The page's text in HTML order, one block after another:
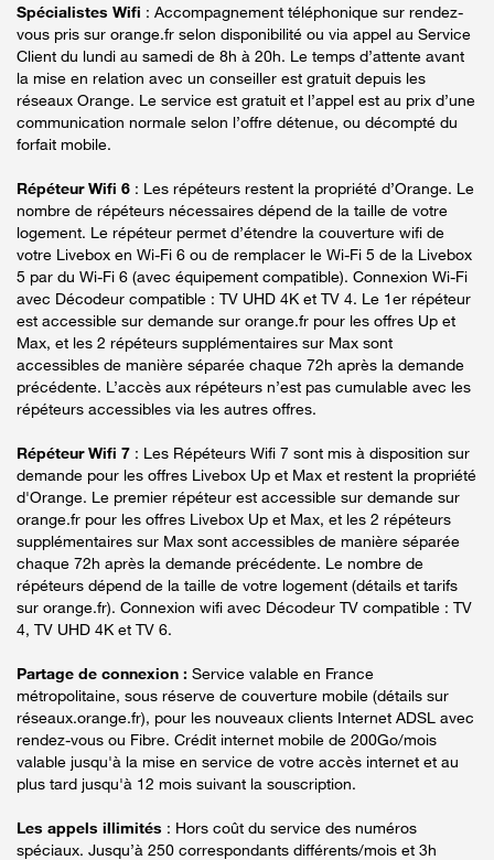
Spécialistes Wifi : Accompagnement téléphonique sur rendez-
vous pris sur orange.fr selon disponibilité ou via appel au Service
Client du lundi au samedi de 8h à 20h. Le temps d’attente avant
la mise en relation avec un conseiller est gratuit depuis les
réseaux Orange. Le service est gratuit et l’appel est au prix d’une
communication normale selon l’offre détenue, ou décompté du
forfait mobile.
Répéteur Wifi 6 : Les répéteurs restent la propriété d’Orange. Le
nombre de répéteurs nécessaires dépend de la taille de votre
logement. Le répéteur permet d’étendre la couverture wifi de
votre Livebox en Wi-Fi 6 ou de remplacer le Wi-Fi 5 de la Livebox
5 par du Wi-Fi 6 (avec équipement compatible). Connexion Wi-Fi
avec Décodeur compatible : TV UHD 4K et TV 4. Le 1er répéteur
est accessible sur demande sur orange.fr pour les offres Up et
Max, et les 2 répéteurs supplémentaires sur Max sont
accessibles de manière séparée chaque 72h après la demande
précédente. L’accès aux répéteurs n’est pas cumulable avec les
répéteurs accessibles via les autres offres.
Répéteur Wifi 7 : Les Répéteurs Wifi 7 sont mis à disposition sur
demande pour les offres Livebox Up et Max et restent la propriété
d'Orange. Le premier répéteur est accessible sur demande sur
orange.fr pour les offres Livebox Up et Max, et les 2 répéteurs
supplémentaires sur Max sont accessibles de manière séparée
chaque 72h après la demande précédente. Le nombre de
répéteurs dépend de la taille de votre logement (détails et tarifs
sur orange.fr). Connexion wifi avec Décodeur TV compatible : TV
4, TV UHD 4K et TV 6.
Partage de connexion : Service valable en France
métropolitaine, sous réserve de couverture mobile (détails sur
réseaux.orange.fr), pour les nouveaux clients Internet ADSL avec
rendez-vous ou Fibre. Crédit internet mobile de 200Go/mois
valable jusqu'à la mise en service de votre accès internet et au
plus tard jusqu'à 12 mois suivant la souscription.
Les appels illimités : Hors coût du service des numéros
spéciaux. Jusqu’à 250 correspondants différents/mois et 3h